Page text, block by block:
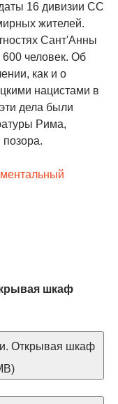
16 дивизии СС
жителей.
Сант'Анны
600 человек. Об
как и о
нацистами в
дела были
Рима,
шкаф
Открывая шкаф